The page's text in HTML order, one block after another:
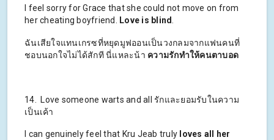
I feel sorry for Grace that she could not move on from
her cheating boyfriend.
Love is blind
ฉันเสียใจแทนเกรซที่หยุดมูฟออนเป็นวงกลมจากแฟนคนที่
ชอบนอกใจไม่ได้สักที นี่แหละน้า ความรักทำให้คนตาบอด
14. Love someone warts and all รักและยอมรับในความ
เป็นเค้า
I can genuinely feel that Kru Jeab truly loves all her